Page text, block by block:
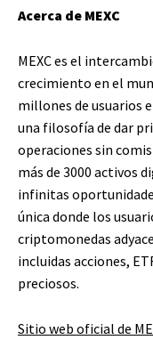
Acerca de MEXC
MEXC es el
crecimiento en el
millones de usuarios
una filosofía de dar
operaciones sin
más de 3000 activos
infinitas
única donde los
criptomonedas
incluidas acciones,
preciosos.
Sitio web oficial de